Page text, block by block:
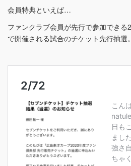
会員特典といえば…
ファンクラブ会員が先行で参加でき
で開催される試合のチケット先行抽選。